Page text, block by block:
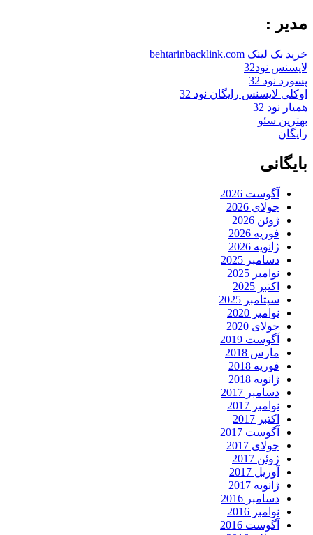
مدیر :
خرید بک لینک behtarinbacklink.com
لایسنس نود32
پسورد نود 32
اوکلی لایسنس رایگان نود 32
همیار نود 32
بهترین سئو
رایگان
بایگانی
آگوست 2026
جولای 2026
ژوئن 2026
فوریه 2026
ژانویه 2026
دسامبر 2025
نوامبر 2025
اکتبر 2025
سپتامبر 2025
نوامبر 2020
جولای 2020
آگوست 2019
مارس 2018
فوریه 2018
ژانویه 2018
دسامبر 2017
نوامبر 2017
اکتبر 2017
آگوست 2017
جولای 2017
ژوئن 2017
آوریل 2017
ژانویه 2017
دسامبر 2016
نوامبر 2016
آگوست 2016